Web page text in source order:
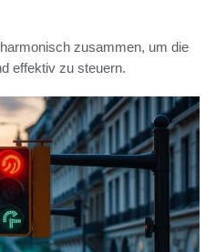
zusammen, um die
effektiv zu steuern.